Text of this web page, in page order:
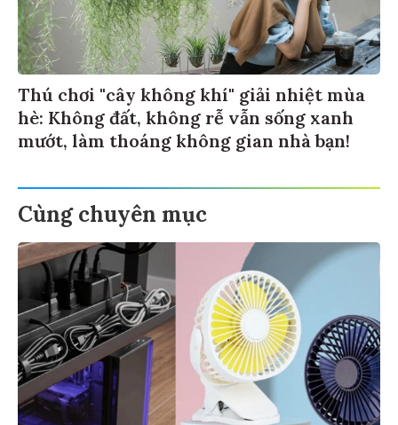
Thú chơi "cây không khí" giải nhiệt mùa
hè: Không đất, không rễ vẫn sống xanh
mướt, làm thoáng không gian nhà bạn!
Cùng chuyên mục